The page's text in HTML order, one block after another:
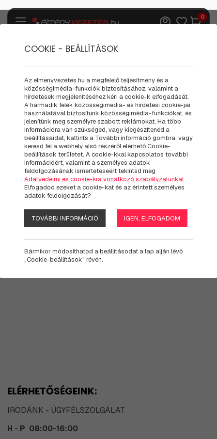
0
ÜGYFÉLSZOLGÁLAT
ELÉRHETŐSÉGEINK:
IRODÁNK - ÜGYFÉLSZOLGÁLAT
H - P 08:00-16:00
COOKIE - BEÁLLÍTÁSOK
Az elmenyvezetes.hu a megfelelő teljesítmény és a
közösségimédia-funkciók biztosításához, valamint a
hirdetések megjelenítéséhez kéri a cookie-k elfogadását.
A harmadik felek közösségimédia- és hirdetési cookie-jai
használatával biztosítunk közösségimédia-funkciókat, és
jelenítünk meg személyre szabott reklámokat. Ha több
információra van szükséged, vagy kiegészítenéd a
beállításaidat, kattints a További információ gombra, vagy
keresd fel a webhely alsó részéről elérhető Cookie-
beállítások területet. A cookie-kkal kapcsolatos további
információért, valamint a személyes adatok
feldolgozásának ismertetéséért tekintsd meg
Adatvédelmi és cookie-kra vonatkozó szabályzatunkat.
Elfogadod ezeket a cookie-kat és az érintett személyes
adatok feldolgozását?
TOVÁBBI INFORMÁCIÓ IGEN, ELFOGADOM
Bármikor módosíthatod a beállításodat a lap alján lévő
„Cookie-beállítások” révén.